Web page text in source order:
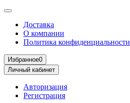
Доставка
О компании
Политика конфиденциальности
Избранное0
Личный кабинет
Авторизация
Регистрация